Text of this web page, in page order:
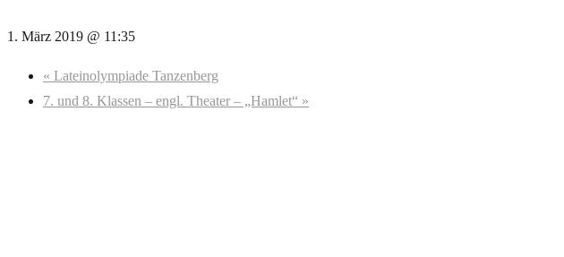
1. März 2019 @ 11:35
« Lateinolympiade Tanzenberg
7. und 8. Klassen – engl. Theater – „Hamlet“ »